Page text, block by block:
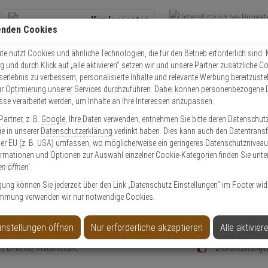
Kundencenter
Kontaktservice nutzen
Mo. - Do.: 8:00 - 16:30 Fr. 8:00 - 14:00 Uhr
Privatkunde
Geschäftskunden, Händler & Öffentliche
Zahlungskonditionen
Account Manager/Techniker
Errichter, Installateure
Unterstützung
Hohe
Ausführliche
Cookies
nutzt Cookies und ähnliche Technologien, die für den Betrieb erforderlich sind.
und durch Klick auf „alle aktivieren“ setzen wir und unsere Partner zusätzliche
zu verbessern, personalisierte Inhalte und relevante Werbung
Optimierung unserer Services durchzuführen. Dabei können personenbezogene
verarbeitet werden, um Inhalte an Ihre Interessen anzupassen.
z. B. Google , Ihre Daten verwenden, entnehmen Sie bitte deren
in unserer Datenschutzerklärung verlinkt haben. Dies kann auch den
EU (z. B. USA) umfassen, wo möglicherweise ein geringeres Datenschutzniveau
und Optionen zur Auswahl einzelner Cookie-Kategorien finden Sie
öffnen'.
können Sie jederzeit über den Link „Datenschutz Einstellungen“ im Footer
verwenden wir nur notwendige Cookies.
öffnen Nur erforderliche akzeptieren Alle